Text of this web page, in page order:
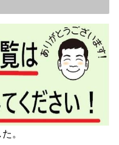
。